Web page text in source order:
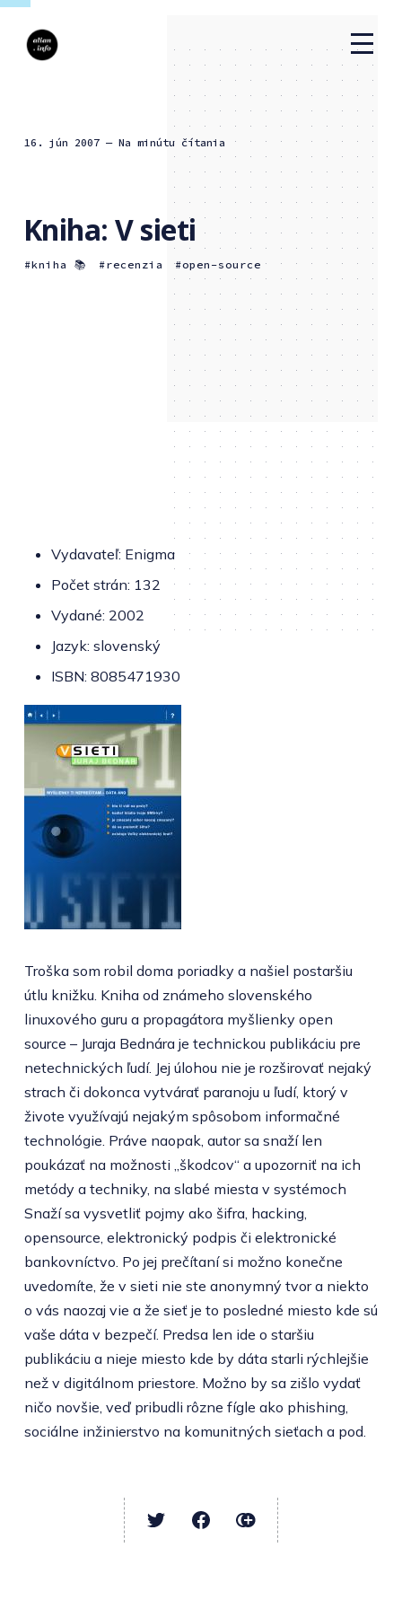
16. jún 2007 — Na minútu čítania
Kniha: V sieti
kniha 📚 recenzia open-source
Vydavateľ: Enigma
Počet strán: 132
Vydané: 2002
Jazyk: slovenský
ISBN: 8085471930
Troška som robil doma poriadky a našiel postaršiu
útlu knižku. Kniha od známeho slovenského
linuxového guru a propagátora myšlienky open
source – Juraja Bednára je technickou publikáciu pre
netechnických ľudí. Jej úlohou nie je rozširovať nejaký
strach či dokonca vytvárať paranoju u ľudí, ktorý v
živote využívajú nejakým spôsobom informačné
technológie. Práve naopak, autor sa snaží len
poukázať na možnosti „škodcov“ a upozorniť na ich
metódy a techniky, na slabé miesta v systémoch
Snaží sa vysvetliť pojmy ako šifra, hacking,
opensource, elektronický podpis či elektronické
bankovníctvo. Po jej prečítaní si možno konečne
uvedomíte, že v sieti nie ste anonymný tvor a niekto
o vás naozaj vie a že sieť je to posledné miesto kde sú
vaše dáta v bezpečí. Predsa len ide o staršiu
publikáciu a nieje miesto kde by dáta starli rýchlejšie
než v digitálnom priestore. Možno by sa zišlo vydať
ničo novšie, veď pribudli rôzne fígle ako phishing,
sociálne inžinierstvo na komunitných sieťach a pod.